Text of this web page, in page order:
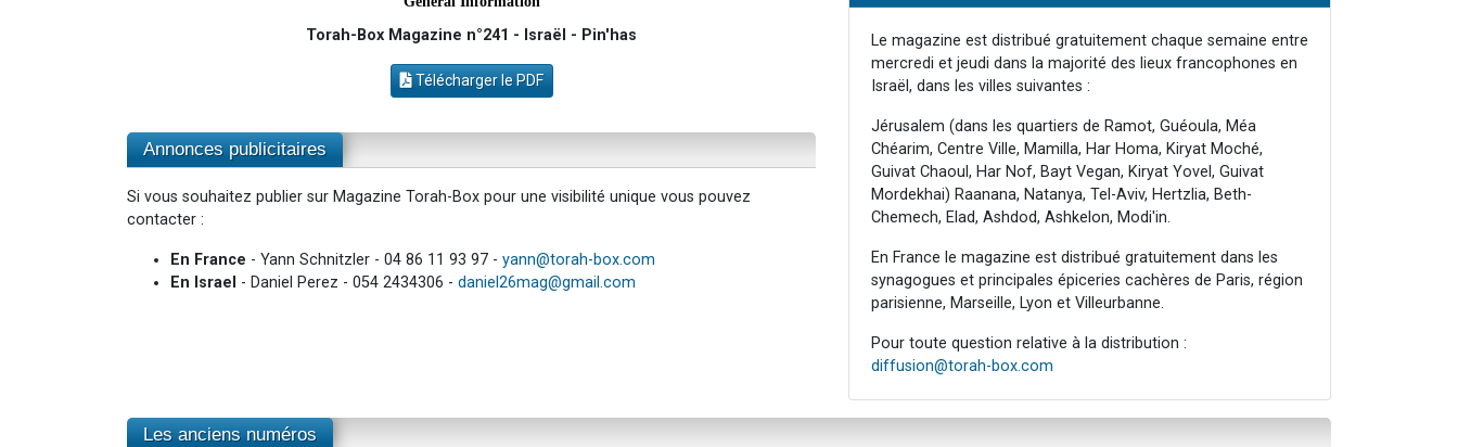
Torah-Box Magazine n°241 - Israël - Pin'has
Télécharger le PDF
Annonces publicitaires
Si vous souhaitez publier sur Magazine Torah-Box pour une visibilité unique vous pouvez
contacter :
En France - Yann Schnitzler - 04 86 11 93 97 - yann@torah-box.com
En Israel - Daniel Perez - 054 2434306 - daniel26mag@gmail.com
Le magazine est distribué gratuitement chaque semaine entre
mercredi et jeudi dans la majorité des lieux francophones en
Israël, dans les villes suivantes :
Jérusalem (dans les quartiers de Ramot, Guéoula, Méa
Chéarim, Centre Ville, Mamilla, Har Homa, Kiryat Moché,
Guivat Chaoul, Har Nof, Bayt Vegan, Kiryat Yovel, Guivat
Mordekhai) Raanana, Natanya, Tel-Aviv, Hertzlia, Beth-
Chemech, Elad, Ashdod, Ashkelon, Modi'in.
En France le magazine est distribué gratuitement dans les
synagogues et principales épiceries cachères de Paris, région
parisienne, Marseille, Lyon et Villeurbanne.
Pour toute question relative à la distribution :
diffusion@torah-box.com
Les anciens numéros